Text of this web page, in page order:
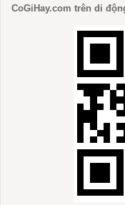
CoGiHay.com trên di